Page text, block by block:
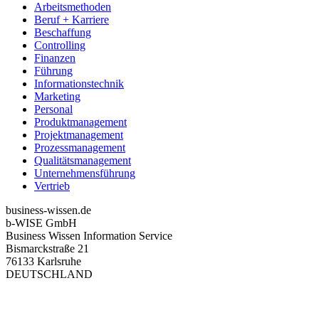
Arbeitsmethoden
Beruf + Karriere
Beschaffung
Controlling
Finanzen
Führung
Informationstechnik
Marketing
Personal
Produktmanagement
Projektmanagement
Prozessmanagement
Qualitätsmanagement
Unternehmensführung
Vertrieb
business-wissen.de
b-WISE GmbH
Business Wissen Information Service
Bismarckstraße 21
76133 Karlsruhe
DEUTSCHLAND